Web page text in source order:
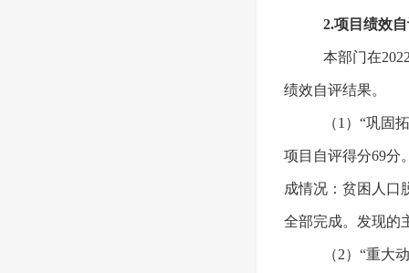
2.项目绩效
本部门在
绩效自评结果。
（1）“巩固
项目自评得分69分
成情况：贫困人口
全部完成。发现的
（2）“重大